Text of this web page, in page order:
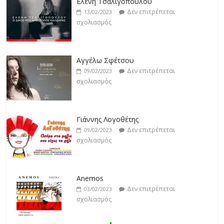
13/02/2023
Δεν επιτρέπεται
σχολιασμός
09/02/2023
Δεν επιτρέπεται
σχολιασμός
09/02/2023
Δεν επιτρέπεται
σχολιασμός
03/02/2023
σχολιασμός